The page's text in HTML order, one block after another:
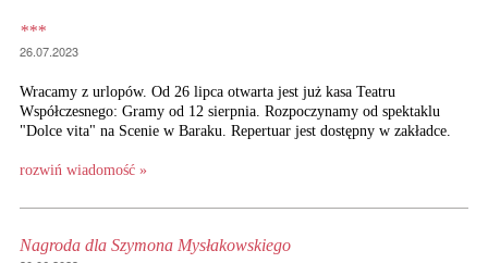
***
26.07.2023
Wracamy z urlopów. Od 26 lipca otwarta jest już kasa Teatru
Współczesnego: Gramy od 12 sierpnia. Rozpoczynamy od spektaklu
"Dolce vita" na Scenie w Baraku. Repertuar jest dostępny w zakładce.
rozwiń wiadomość »
Nagroda dla Szymona Mysłakowskiego